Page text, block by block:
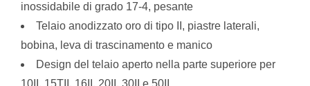
inossidabile di grado 17-4, pesante
Telaio anodizzato oro di tipo II, piastre laterali,
bobina, leva di trascinamento e manico
Design del telaio aperto nella parte superiore per